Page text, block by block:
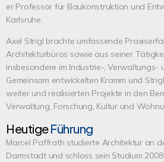
er Professor für Baukonstruktion und
Karlsruhe.
Axel Strigl brachte umfassende
Architekturbüros sowie aus seiner
insbesondere im Industrie-, Verwaltungs-
Gemeinsam entwickelten Kramm und
weiter und realisierten Projekte in den
Verwaltung, Forschung, Kultur und
HeutigeFührung
Marcel Paffrath studierte Architektur an
Darmstadt und schloss sein Studium